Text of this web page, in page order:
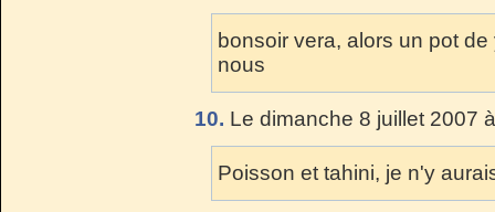
bonsoir vera, alors un pot
nous
10. Le dimanche 8 juillet 2007
Poisson et tahini, je n'y